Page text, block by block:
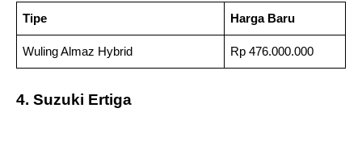
Tipe Harga Baru
Wuling Almaz Hybrid Rp 476.000.000
4. Suzuki Ertiga